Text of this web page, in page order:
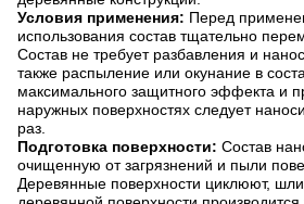
Условия применения: Перед
использования состав тщательно
Состав не требует разбавления и
также распыление или окунание в
максимального защитного эффекта и
наружных поверхностях следует
раз.
Подготовка поверхности: Состав
очищенную от загрязнений и пыли
Деревянные поверхности циклюют,